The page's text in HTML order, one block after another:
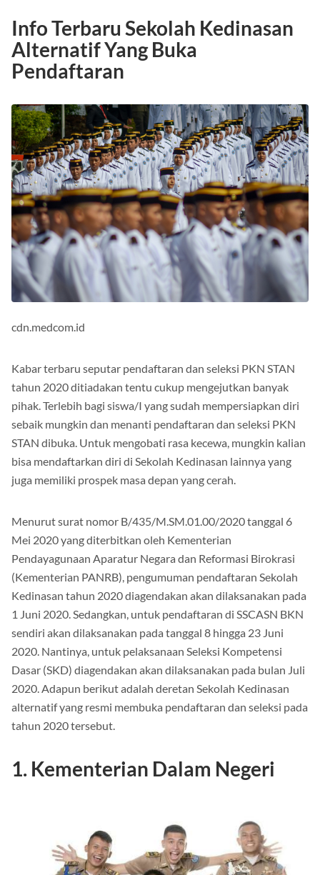
Info Terbaru Sekolah Kedinasan
Alternatif Yang Buka
Pendaftaran
cdn.medcom.id
Kabar terbaru seputar pendaftaran dan seleksi PKN STAN
tahun 2020 ditiadakan tentu cukup mengejutkan banyak
pihak. Terlebih bagi siswa/I yang sudah mempersiapkan diri
sebaik mungkin dan menanti pendaftaran dan seleksi PKN
STAN dibuka. Untuk mengobati rasa kecewa, mungkin kalian
bisa mendaftarkan diri di Sekolah Kedinasan lainnya yang
juga memiliki prospek masa depan yang cerah.
Menurut surat nomor B/435/M.SM.01.00/2020 tanggal 6
Mei 2020 yang diterbitkan oleh Kementerian
Pendayagunaan Aparatur Negara dan Reformasi Birokrasi
(Kementerian PANRB), pengumuman pendaftaran Sekolah
Kedinasan tahun 2020 diagendakan akan dilaksanakan pada
1 Juni 2020. Sedangkan, untuk pendaftaran di SSCASN BKN
sendiri akan dilaksanakan pada tanggal 8 hingga 23 Juni
2020. Nantinya, untuk pelaksanaan Seleksi Kompetensi
Dasar (SKD) diagendakan akan dilaksanakan pada bulan Juli
2020. Adapun berikut adalah deretan Sekolah Kedinasan
alternatif yang resmi membuka pendaftaran dan seleksi pada
tahun 2020 tersebut.
1. Kementerian Dalam Negeri